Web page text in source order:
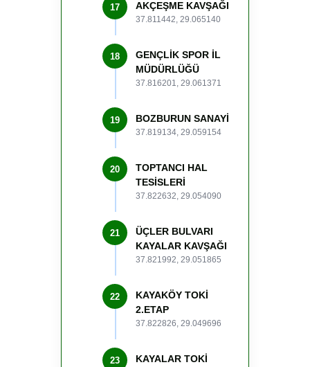
17 AKÇEŞME KAVŞAĞI
37.811442, 29.065140
18
GENÇLİK SPOR İL
MÜDÜRLÜĞÜ
37.816201, 29.061371
19 BOZBURUN SANAYİ
37.819134, 29.059154
20
TOPTANCI HAL
TESİSLERİ
37.822632, 29.054090
21
ÜÇLER BULVARI
KAYALAR KAVŞAĞI
37.821992, 29.051865
22
KAYAKÖY TOKİ
2.ETAP
37.822826, 29.049696
23
KAYALAR TOKİ